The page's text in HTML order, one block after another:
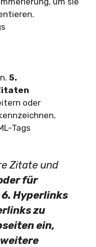
5.
oder
Tags
Zitate und
für
6. Hyperlinks
zu
ein,